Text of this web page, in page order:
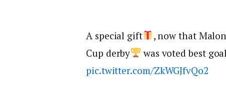
A special gift
, now that
Cup derby
was voted best
pic.twitter.com/ZkWGJfvQo2